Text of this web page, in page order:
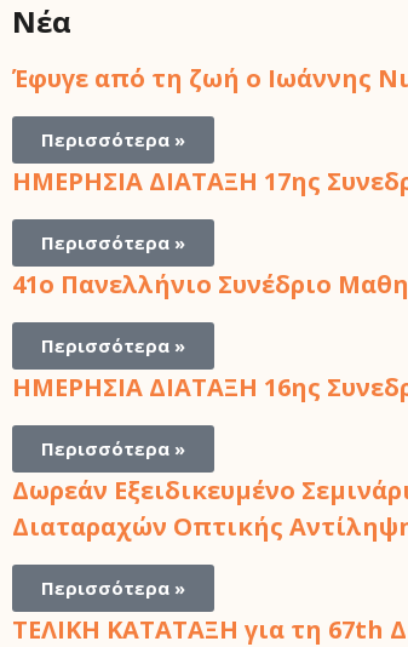
Νέα
Έφυγε από τη ζωή ο Ιωάννης
Περισσότερα »
ΗΜΕΡΗΣΙΑ ΔΙΑΤΑΞΗ 17ης
Περισσότερα »
41o Πανελλήνιο Συνέδριo
Περισσότερα »
ΗΜΕΡΗΣΙΑ ΔΙΑΤΑΞΗ 16ης
Περισσότερα »
Δωρεάν Εξειδικευμένο
Διαταραχών Οπτικής
Περισσότερα »
ΤΕΛΙΚΗ ΚΑΤΑΤΑΞΗ για τη 67th